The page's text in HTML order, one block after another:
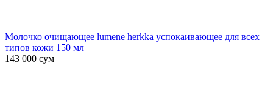
Молочко очищающее lumene herkka успокаивающее для всех
типов кожи 150 мл
143 000 сум